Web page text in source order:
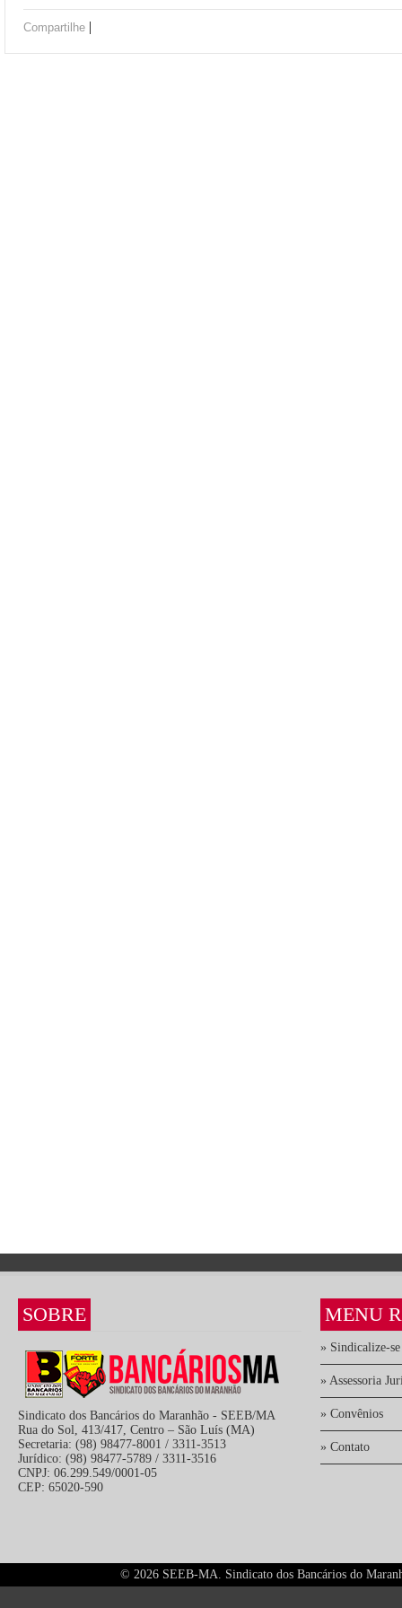
Compartilhe |
SOBRE
Sindicato dos Bancários do Maranhão - SEEB/MA
Rua do Sol, 413/417, Centro – São Luís (MA)
Secretaria: (98) 98477-8001 / 3311-3513
Jurídico: (98) 98477-5789 / 3311-3516
CNPJ: 06.299.549/0001-05
CEP: 65020-590
MENU
» Sindicalize-se
» Assessoria
» Convênios
» Contato
© 2026 SEEB-MA. Sindicato dos Bancários do